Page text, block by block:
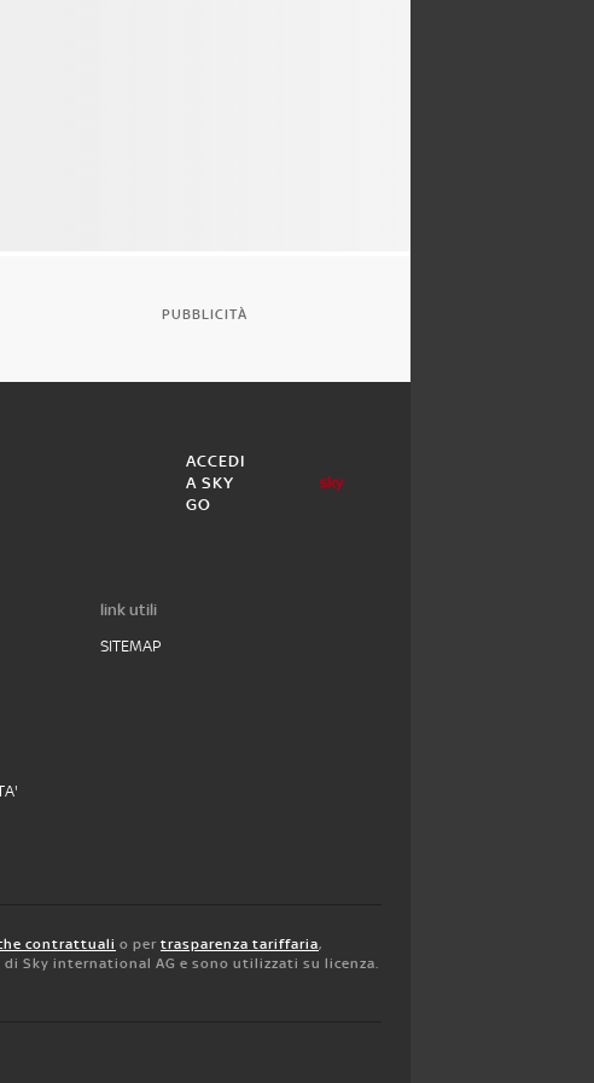
PUBBLICITÀ
ACCEDI
A SKY
GO
link utili
SITEMAP
contrattuali o per trasparenza tariffaria,
Sky international AG e sono utilizzati su licenza.